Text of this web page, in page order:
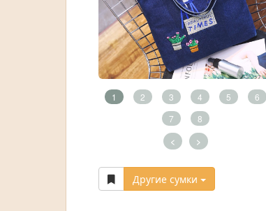
1 2 3 4 5
6
7
8
< >
Другие сумки